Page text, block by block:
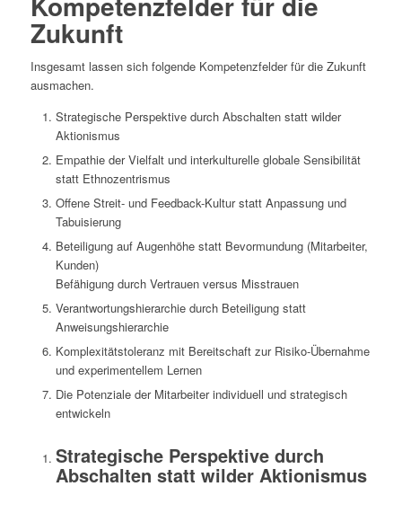
Zukunft
Insgesamt lassen sich folgende Kompetenzfelder für die Zukunft
ausmachen.
Strategische Perspektive durch Abschalten statt wilder
Aktionismus
Empathie der Vielfalt und interkulturelle globale Sensibilität
statt Ethnozentrismus
Offene Streit- und Feedback-Kultur statt Anpassung und
Tabuisierung
Beteiligung auf Augenhöhe statt Bevormundung (Mitarbeiter,
Kunden)
Befähigung durch Vertrauen versus Misstrauen
Verantwortungshierarchie durch Beteiligung statt
Anweisungshierarchie
Komplexitätstoleranz mit Bereitschaft zur Risiko-Übernahme
und experimentellem Lernen
Die Potenziale der Mitarbeiter individuell und strategisch
entwickeln
Strategische Perspektive durch
Abschalten statt wilder Aktionismus